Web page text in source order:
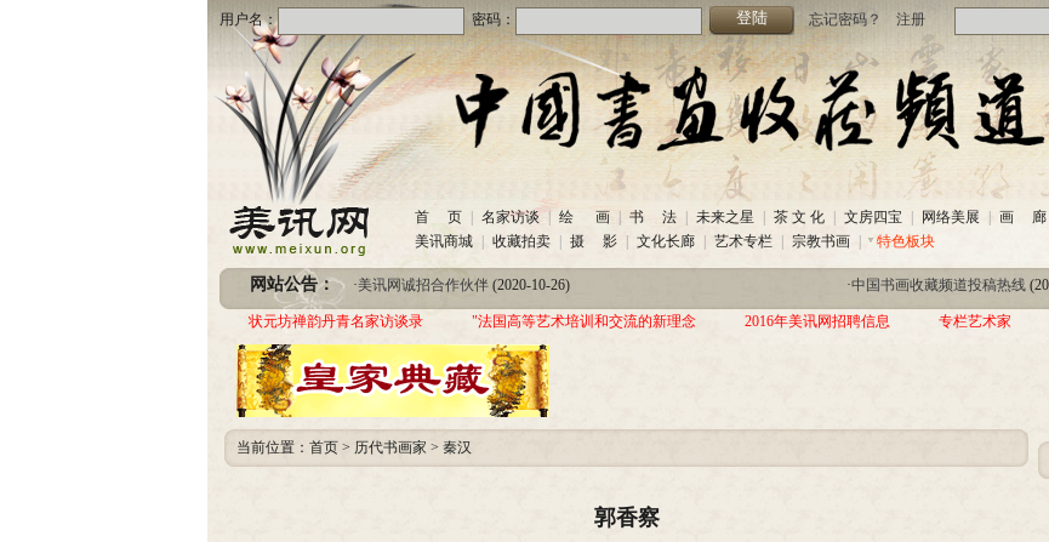
用户名： 密码： 忘记密码？ 注册
首 页 名家访谈 绘 画 书 法 未来之星 茶 文 化 文房四宝 网络美展 画 廊
美讯商城
收藏拍卖 摄 影 文化长廊 艺术专栏 宗教书画 特色板块
网站公告：
·美讯网诚招合作伙伴(2020-10-26) ·中国书画收藏频道投稿热线
· 中国书画收藏频道服务咨询热线 (2020-06-26) · 美讯网2020年招聘信息
圆梦助学 爱心传递—中国当代实力派书画家作品交流展暨三年帮助100位贫困儿童行动北京首站启动仪式
·美讯网诚招合作伙伴 (2020-10-26) ·中国书画收藏频道投稿热线
·中国书画收藏频道服务咨询热线(2020-06-26) ·美讯网2020年招聘信息(2020-
· 圆梦助学 爱心传递—中国当代实力派书画家作品交流展暨三年帮助100位贫困儿童行动北京首站启动仪式
状元坊禅韵丹青名家访谈录 "法国高等艺术培训和交流的新理念 2016年美讯网招聘信息 专栏艺术家
当前位置： 首页 > 历代书画家 > 秦汉
郭香察